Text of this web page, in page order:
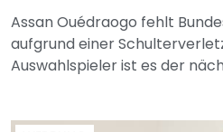
Assan Ouédraogo fehlt
aufgrund einer
Auswahlspieler ist es der